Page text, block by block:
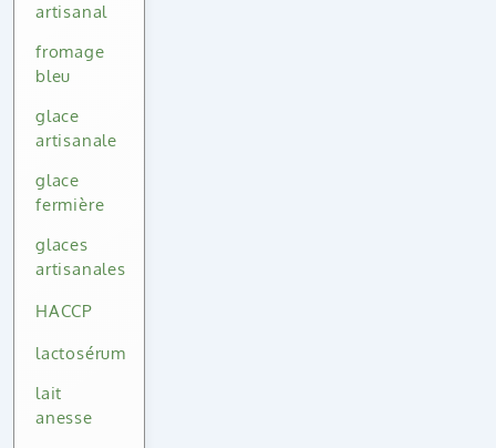
artisanal
fromage
bleu
glace
artisanale
glace
fermière
glaces
artisanales
HACCP
lactosérum
lait
anesse